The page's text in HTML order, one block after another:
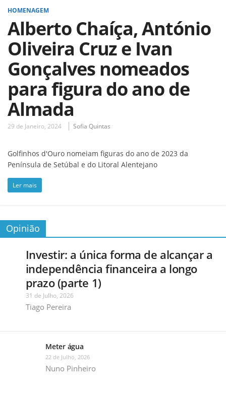
HOMENAGEM
Alberto Chaíça, António
Oliveira Cruz e Ivan
Gonçalves nomeados
para figura do ano de
Almada
29 de Janeiro, 2024 Sofia Quintas
Golfinhos d'Ouro nomeiam figuras do ano de 2023 da
Península de Setúbal e do Litoral Alentejano
Ler mais
Opinião
Investir: a única forma de alcançar a
independência financeira a longo
prazo (parte 1)
31 de Julho, 2026
Tiago Pereira
Meter água
22 de Julho, 2026
Nuno Pinheiro